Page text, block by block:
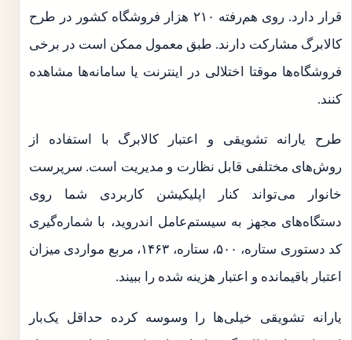
قرار دارد. روی هم‌رفته ۲۱۰ هزار فروشگاه کشور در طرح
کالابرگ مشارکت دارند. طبق معمول ممکن است در برخی
فروشگاه‌ها موقتا اختلالی در اینترنت یا سامانه‌ها مشاهده
کنند.
طرح یارانه تشویقی و اعتبار کالابرگ با استفاده از
روش‌های مختلفی قابل نظارت و مدیریت است. سرپرست
خانوار می‌تواند کنار اپلیکیشن کاربردی شما روی
دستگاه‌های مجهز به سیستم‌عامل اندروید، با شماره‌گیری
کد دستوری ستاره، ۵۰۰، ستاره، ۱۴۶۳، مربع مواردی میزان
اعتبار باقیمانده و اعتبار هزینه شده را ببیند.
یارانه تشویقی خیلی‌ها را وسوسه کرده حداقل یک‌بار